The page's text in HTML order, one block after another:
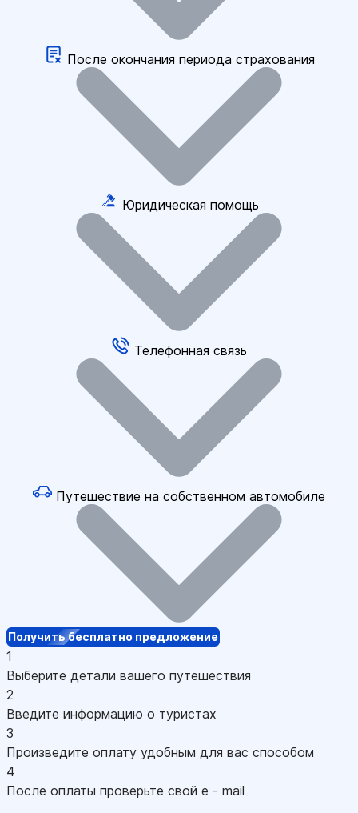
После окончания периода страхования
Юридическая помощь
Телефонная связь
Путешествие на собственном автомобиле
Получить бесплатно предложение
1
Выберите детали вашего путешествия
2
Введите информацию о туристах
3
Произведите оплату удобным для вас способом
4
После оплаты проверьте свой e - mail